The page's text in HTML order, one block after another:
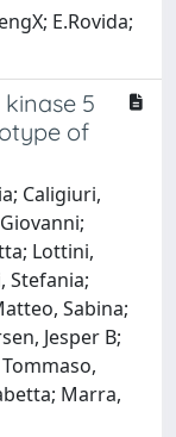
E.Rovida;
5
of
Caligiuri,
Lottini,
Stefania;
Sabina;
Jesper B;
Marra,